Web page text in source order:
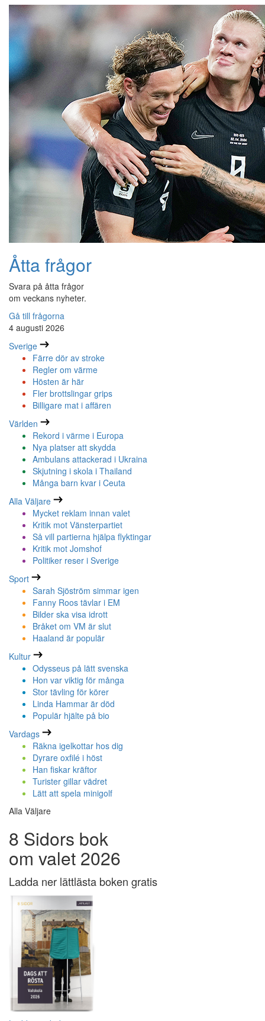
Åtta frågor
Svara på åtta frågor
om veckans nyheter.
Gå till frågorna
4 augusti 2026
Sverige
Färre dör av stroke
Regler om värme
Hösten är här
Fler brottslingar grips
Billigare mat i affären
Världen
Rekord i värme i Europa
Nya platser att skydda
Ambulans attackerad i Ukraina
Skjutning i skola i Thailand
Många barn kvar i Ceuta
Alla Väljare
Mycket reklam innan valet
Kritik mot Vänsterpartiet
Så vill partierna hjälpa flyktingar
Kritik mot Jomshof
Politiker reser i Sverige
Sport
Sarah Sjöström simmar igen
Fanny Roos tävlar i EM
Bilder ska visa idrott
Bråket om VM är slut
Haaland är populär
Kultur
Odysseus på lätt svenska
Hon var viktig för många
Stor tävling för körer
Linda Hammar är död
Populär hjälte på bio
Vardags
Räkna igelkottar hos dig
Dyrare oxfilé i höst
Han fiskar kräftor
Turister gillar vädret
Lätt att spela minigolf
Alla Väljare
8 Sidors bok
om valet 2026
Ladda ner lättlästa boken gratis